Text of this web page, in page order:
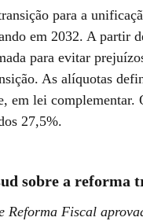
para a
em 2032. A partir
para evitar
As alíquotas
em lei complementar.
27,5%.
sobre a reforma
Reforma Fiscal